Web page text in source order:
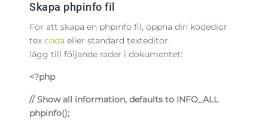
Skapa phpinfo fil
För att skapa en phpinfo fil, öppna din kodedior
tex coda eller standard texteditor.
lägg till följande rader i dokumentet:
<?php
// Show all information, defaults to INFO_ALL
phpinfo();